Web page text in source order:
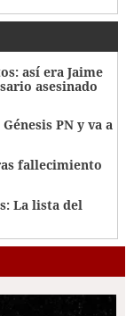
así era Jaime
asesinado
PN y va a
fallecimiento
La lista del